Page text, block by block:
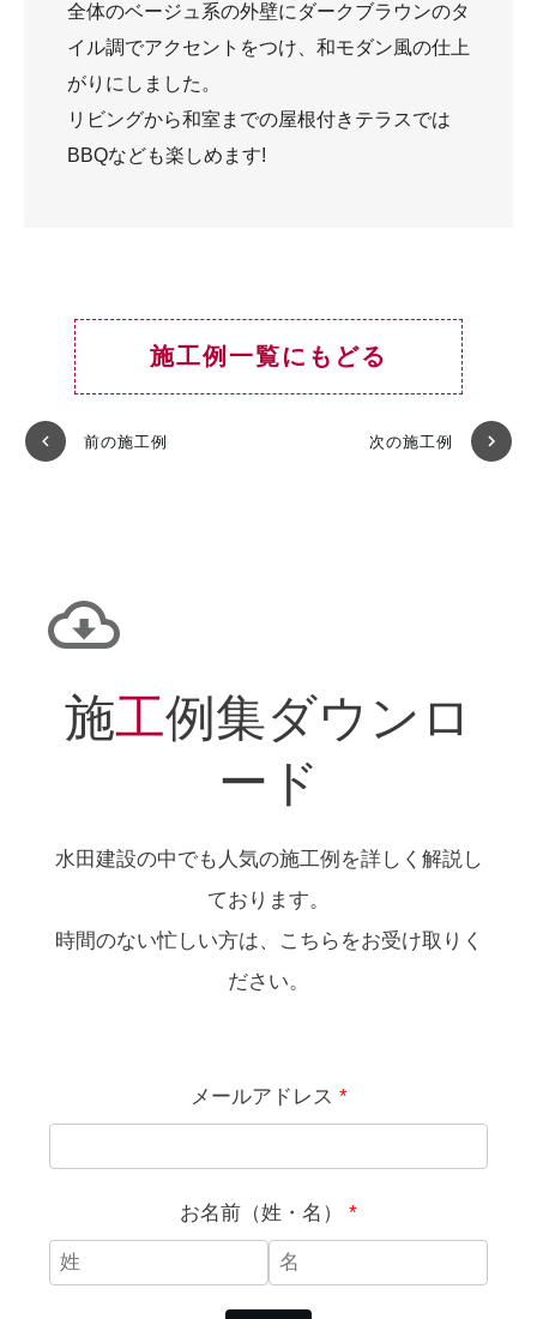
全体のベージュ系の外壁にダークブラウンのタ
イル調でアクセントをつけ、和モダン風の仕上
がりにしました。
リビングから和室までの屋根付きテラスでは
BBQなども楽しめます!
施工例一覧にもどる
前の施工例 次の施工例
施工例集ダウンロ
ード
水田建設の中でも人気の施工例を詳しく解説し
ております。
時間のない忙しい方は、こちらをお受け取りく
ださい。
メールアドレス *
お名前（姓・名） *